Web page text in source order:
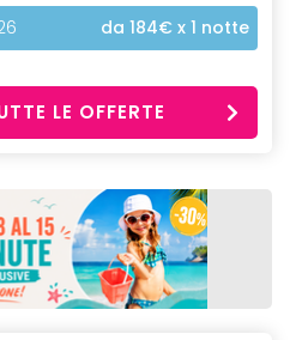
da 184€ x 1 notte
LE OFFERTE